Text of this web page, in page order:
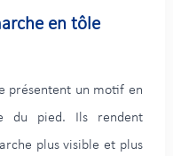
en tôle
présentent un motif en
du pied. Ils rendent
plus visible et plus